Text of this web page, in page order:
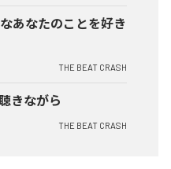
あなたのことを好き
THE BEAT CRASH
きながら
THE BEAT CRASH